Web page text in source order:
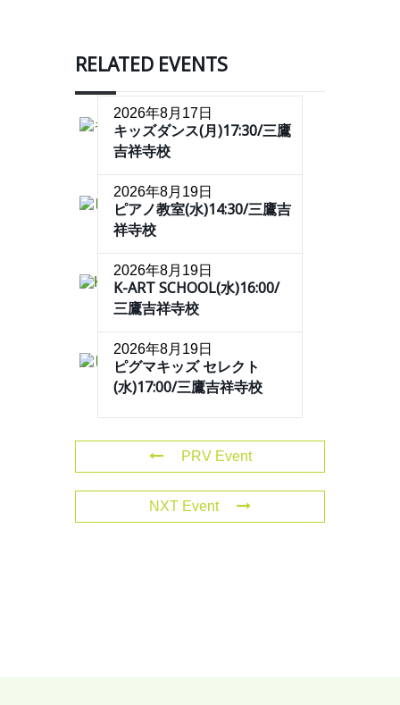
RELATED EVENTS
2026年8月17日
キッズダンス(月)17:30/三鷹
吉祥寺校
2026年8月19日
ピアノ教室(水)14:30/三鷹吉
祥寺校
2026年8月19日
K-ART SCHOOL(水)16:00/
三鷹吉祥寺校
2026年8月19日
ピグマキッズ セレクト
(水)17:00/三鷹吉祥寺校
PRV Event
NXT Event